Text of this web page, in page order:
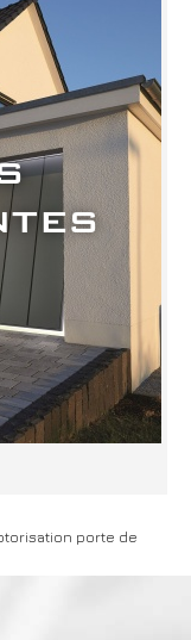
porte de